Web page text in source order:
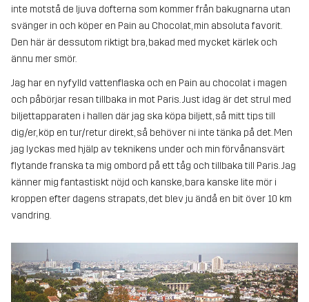
inte motstå de ljuva dofterna som kommer från bakugnarna utan
svänger in och köper en Pain au Chocolat, min absoluta favorit.
Den här är dessutom riktigt bra, bakad med mycket kärlek och
ännu mer smör.
Jag har en nyfylld vattenflaska och en Pain au chocolat i magen
och påbörjar resan tillbaka in mot Paris. Just idag är det strul med
biljettapparaten i hallen där jag ska köpa biljett, så mitt tips till
dig/er, köp en tur/retur direkt, så behöver ni inte tänka på det. Men
jag lyckas med hjälp av teknikens under och min förvånansvärt
flytande franska ta mig ombord på ett tåg och tillbaka till Paris. Jag
känner mig fantastiskt nöjd och kanske, bara kanske lite mör i
kroppen efter dagens strapats, det blev ju ändå en bit över 10 km
vandring.